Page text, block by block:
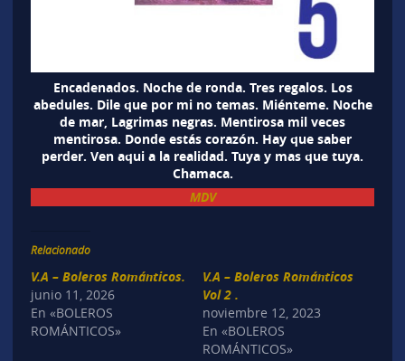
Encadenados. Noche de ronda. Tres regalos. Los
abedules. Dile que por mi no temas. Miénteme. Noche
de mar, Lagrimas negras. Mentirosa mil veces
mentirosa. Donde estás corazón. Hay que saber
perder. Ven aqui a la realidad. Tuya y mas que tuya.
Chamaca.
MDV
Relacionado
V.A – Boleros Románticos.
junio 11, 2026
En «BOLEROS
ROMÁNTICOS»
V.A – Boleros Románticos
Vol 2 .
noviembre 12, 2023
En «BOLEROS
ROMÁNTICOS»